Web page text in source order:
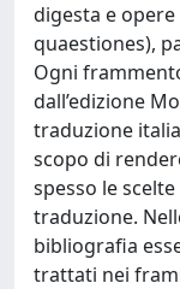
digesta e
quaestiones),
Ogni
dall’edizione
traduzione
scopo di
spesso le
traduzione.
bibliografia
trattati nei